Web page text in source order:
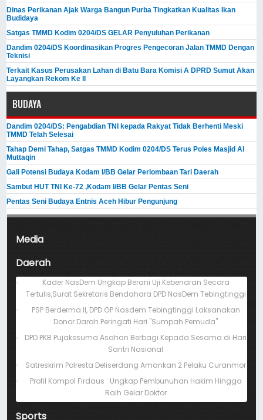
Dinas Perikanan Ajak Warga Bangun Purba Tingkatkan Kualitas Ikan
Budidaya
Satgas TMMD Kodim 0204/DS GELAR Penyuluhan Perikanan
Dandim 0204/DS Koordinasikan Progres Pengecoran Jalan TMMD Dengan
Teknisi
Terkait Kasus Perusakan Lahan di Batu Bara Komisi A DPRD Sumut Akan
Layangkan Rekom Ke II
BUDAYA
Dandim 0204/DS: Pengabdian TNI kepada Rakyat Tidak Berhenti Meski ​
TMMD Telah Selesai
Tahap Demi Tahap, Satgas TMMD Kodim 0204/DS Terus Poles Masjid Al
Muttaqin
Gali Potensi Budaya Kodam I/BB Gelar Perlombaan Tari Daerah
Sambut HUT TNI Ke-72 ,Kodam I/BB Gelar Pentas Seni
Pentas Seni Budaya Entnis Aceh Hibur Pengunjung
Media
Daerah
Kader NasDem Ungkap Berani Uji Kebenaran Secara
Tertulis,Surat Sekretaris Bendahara DPD NasDem Tebingtinggi
PSP Berderma II, DPD GP Nasdem Tebingtinggi Laksanakan
Donor Darah Peringati Hari "Sumpah Pemuda"
DPD PKB Pujakesuma Asahan Berbagi Kepada Sesama di Hari
Santri Nasional
Satreskrim Polresta Deliserdang Amankan 2 Pelaku Curanmor
Profil Kompol Firdaus : Ungkap Pembunuhan Hakim Hingga
Raih Gelar Doktor
Sports